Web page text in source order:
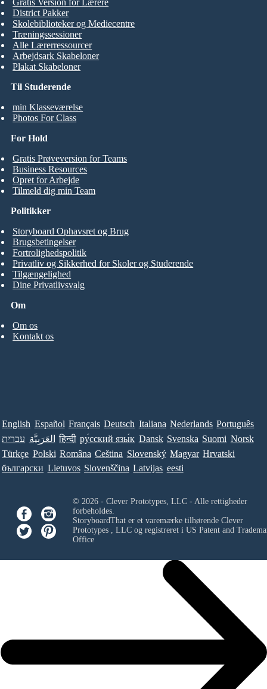
Til Studerende
min Klasseværelse
Photos For Class
District Pakker
Skolebiblioteker og Mediecentre
Træningssessioner
Alle Lærerressourcer
Arbejdsark Skabeloner
Plakat Skabeloner
For Hold
Gratis Prøveversion for Teams
Business Resources
Opret for Arbejde
Tilmeld dig min Team
Om
Om os
Kontakt os
Politikker
Storyboard Ophavsret og Brug
Brugsbetingelser
Fortrolighedspolitik
Privatliv og Sikkerhed for Skoler og Studerende
Tilgængelighed
Dine Privatlivsvalg
English Español Français Deutsch Italiana Nederlands Português
עברית العَرَبِيَّة हिन्दी ру́сский язы́к Dansk Svenska Suomi Norsk
Türkçe Polski Româna Ceština Slovenský Magyar Hrvatski
български Lietuvos Slovenščina Latvijas eesti
© 2026 - Clever Prototypes, LLC - Alle rettigheder
forbeholdes.
StoryboardThat er et varemærke tilhørende Clever
Prototypes , LLCog registreret i US Patent and
Office